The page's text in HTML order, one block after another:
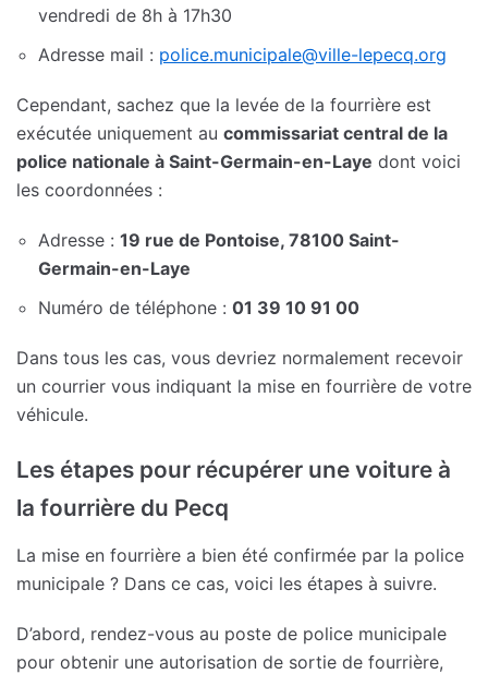
vendredi de 8h à 17h30
Adresse mail : police.municipale@ville-lepecq.org
Cependant, sachez que la levée de la fourrière est
exécutée uniquement au commissariat central de la
police nationale à Saint-Germain-en-Laye dont voici
les coordonnées :
Adresse : 19 rue de Pontoise, 78100 Saint-
Germain-en-Laye
Numéro de téléphone : 01 39 10 91 00
Dans tous les cas, vous devriez normalement recevoir
un courrier vous indiquant la mise en fourrière de votre
véhicule.
Les étapes pour récupérer une voiture à
la fourrière du Pecq
La mise en fourrière a bien été confirmée par la police
municipale ? Dans ce cas, voici les étapes à suivre.
D’abord, rendez-vous au poste de police municipale
pour obtenir une autorisation de sortie de fourrière,